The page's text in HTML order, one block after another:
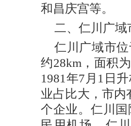
和昌庆宫等。
二、仁川广域
仁川广域市
约28km，面积
1981年7月1日
业占比大，市内
个企业。仁川